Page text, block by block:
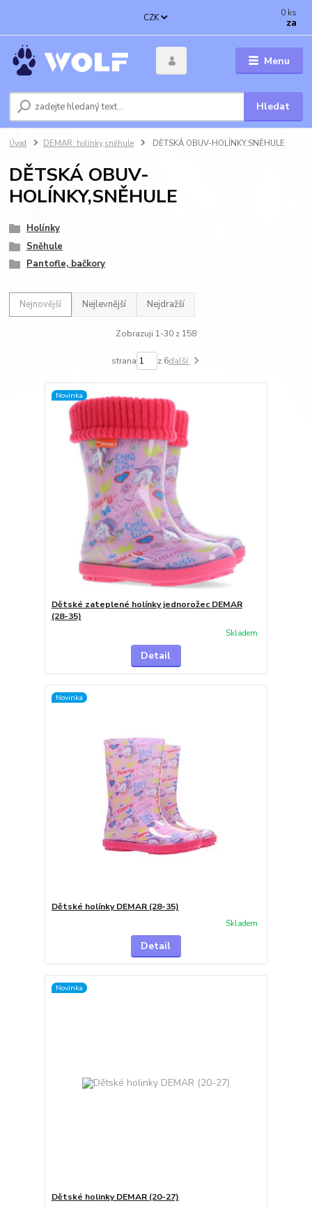
Menu
CZK
Hledat
0 ks
za
Úvod DEMAR: holínky,sněhule DĚTSKÁ OBUV-HOLÍNKY,SNĚHULE
DĚTSKÁ OBUV-
HOLÍNKY,SNĚHULE
Holínky
Sněhule
Pantofle, bačkory
Nejnovější Nejlevnější Nejdražší
Zobrazuji 1-30 z 158
strana z 6další
Novinka
Dětské zateplené holínky jednorožec DEMAR
(28-35)
Skladem
Detail
Novinka
Dětské holínky DEMAR (28-35)
Skladem
Detail
Novinka
Dětské holinky DEMAR (20-27)